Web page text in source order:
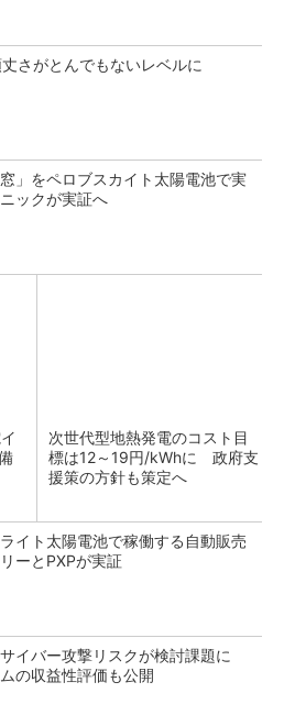
さがとんでもないレベルに
窓」をペロブスカイト太陽電池で実
ックが実証へ
次世代型地熱発電のコスト目
標は12～19円/kWhに 政府支
援策の方針も策定へ
イト太陽電池で稼働する自動販売
ーとPXPが実証
イバー攻撃リスクが検討課題に
の収益性評価も公開